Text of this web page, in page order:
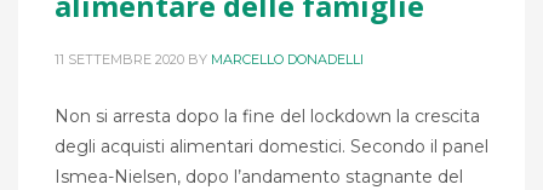
11 SETTEMBRE 2020 BY MARCELLO DONADELLI
Non si arresta dopo la fine del lockdown la crescita
degli acquisti alimentari domestici. Secondo il panel
Ismea-Nielsen, dopo l’andamento stagnante del